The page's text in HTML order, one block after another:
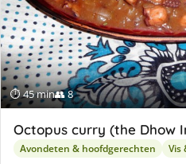
⏱ 45 min👥 8
Octopus curry (the Dhow
Avondeten & hoofdgerechten Vis